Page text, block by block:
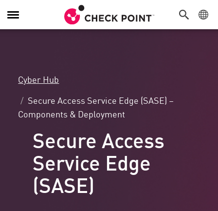
Attiva/Disattiva
navigazione
Cyber Hub
Secure Access Service Edge (SASE) –
Components & Deployment
Secure Access
Service Edge
(SASE)